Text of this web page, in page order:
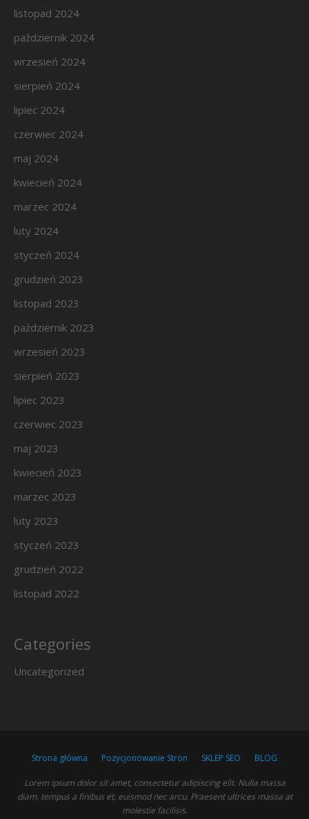
listopad 2024
październik 2024
wrzesień 2024
sierpień 2024
lipiec 2024
czerwiec 2024
maj 2024
kwiecień 2024
marzec 2024
luty 2024
styczeń 2024
grudzień 2023
listopad 2023
październik 2023
wrzesień 2023
sierpień 2023
lipiec 2023
czerwiec 2023
maj 2023
kwiecień 2023
marzec 2023
luty 2023
styczeń 2023
grudzień 2022
listopad 2022
Categories
Uncategorized
Strona główna Pozycjonowanie Stron SKLEP SEO BLOG
Lorem ipsum dolor sit amet, consectetur adipiscing elit. Nulla massa
diam, tempus a finibus et, euismod nec arcu. Praesent ultrices massa at
molestie facilisis.